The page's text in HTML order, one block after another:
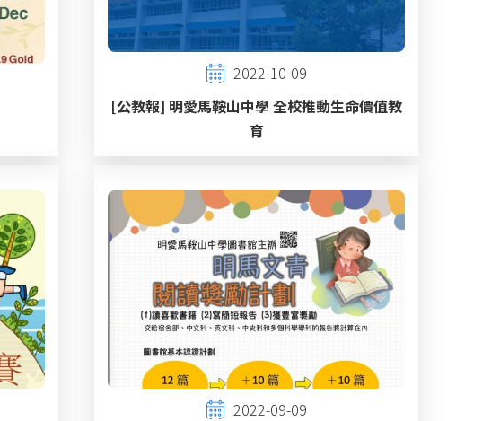
2022-10-09
[公教報] 明愛馬鞍山中學 全校推動生命價值教
育
2022-09-09